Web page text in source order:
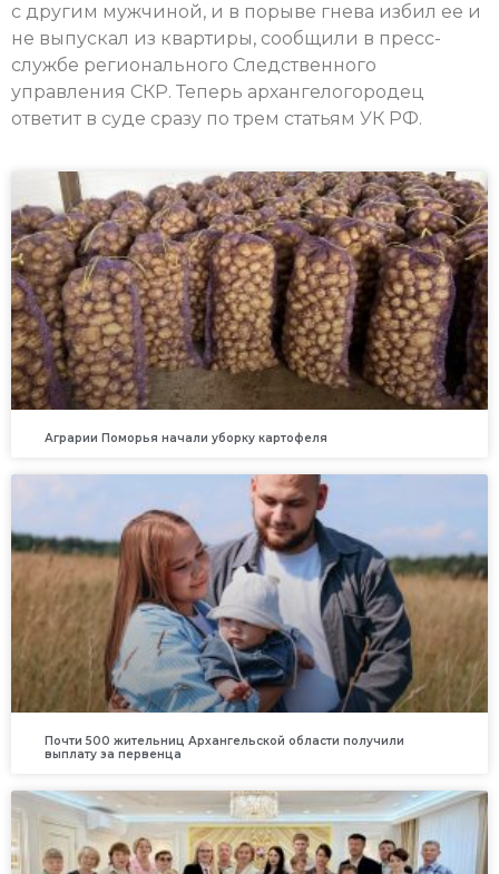
с другим мужчиной, и в порыве гнева избил ее и
не выпускал из квартиры, сообщили в пресс-
службе регионального Следственного
управления СКР. Теперь архангелогородец
ответит в суде сразу по трем статьям УК РФ.
Аграрии Поморья начали уборку картофеля
Почти 500 жительниц Архангельской области получили
выплату за первенца